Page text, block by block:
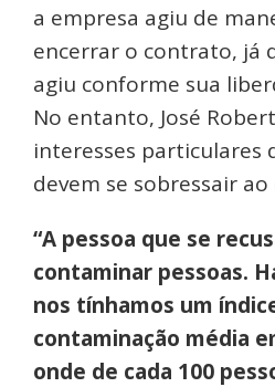
a empresa agiu de
encerrar o contrato, já
agiu conforme sua
No entanto, José
interesses particulares
devem se sobressair
“A pessoa que se
contaminar pessoas.
nos tínhamos um
contaminação média
onde de cada 100